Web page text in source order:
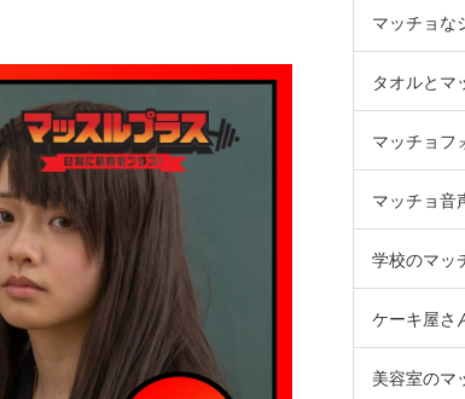
マッチョな
タオルとマ
マッチョフ
マッチョ音
学校のマッ
ケーキ屋さ
美容室のマ